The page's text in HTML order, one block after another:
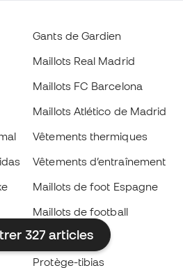
327 articles
Gants de Gardien
Maillots Real Madrid
Maillots FC Barcelona
Maillots Atlético de Madrid
Vêtements thermiques
Vêtements d’entraînement
Maillots de foot Espagne
Maillots de football
Imperméables
Protège-tibias